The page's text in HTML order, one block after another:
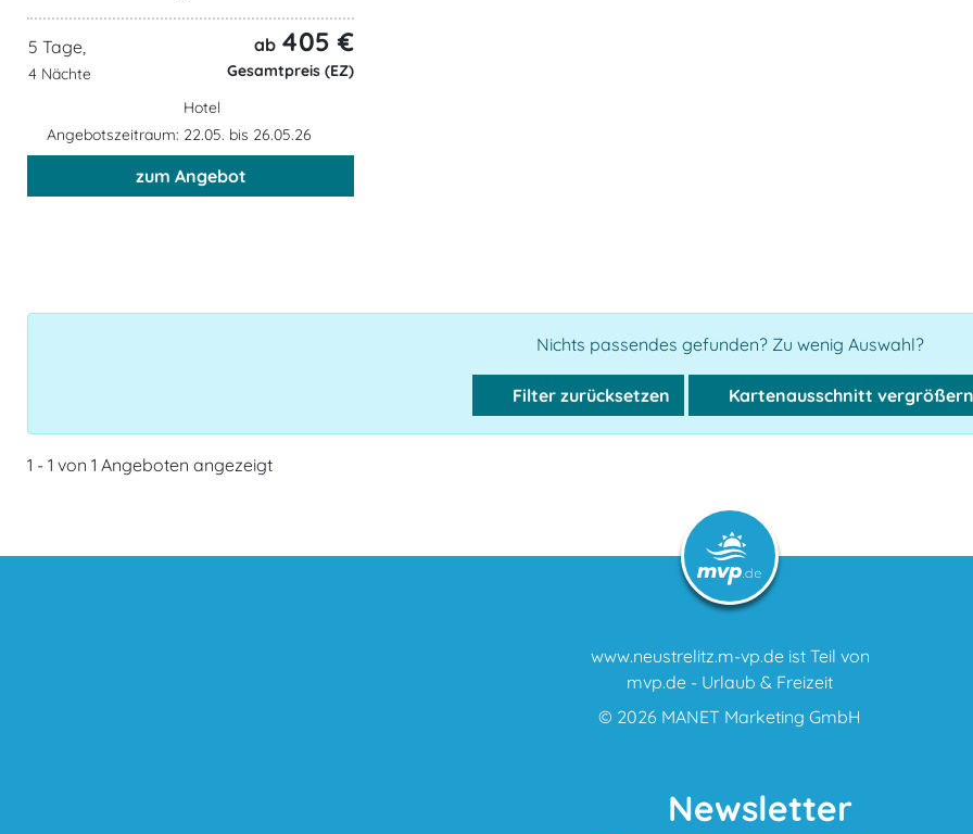
5 Tage,
4 Nächte
ab 405 €
Gesamtpreis (EZ)
Hotel
Angebotszeitraum: 22.05. bis 26.05.26
zum Angebot
Nichts passendes gefunden? Zu wenig Auswahl?
Filter zurücksetzen Kartenausschnitt vergrößern
1 - 1 von 1 Angeboten angezeigt
www.neustrelitz.m-vp.de ist Teil von
mvp.de - Urlaub & Freizeit
© 2026 MANET Marketing GmbH
Newsletter